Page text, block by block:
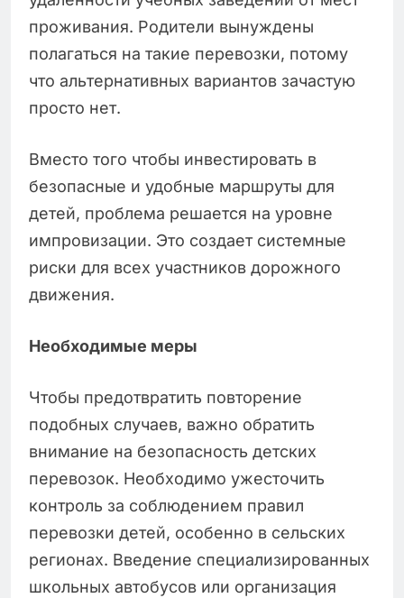
проживания. Родители вынуждены
полагаться на такие перевозки, потому
что альтернативных вариантов зачастую
просто нет.
Вместо того чтобы инвестировать в
безопасные и удобные маршруты для
детей, проблема решается на уровне
импровизации. Это создает системные
риски для всех участников дорожного
движения.
Необходимые меры
Чтобы предотвратить повторение
подобных случаев, важно обратить
внимание на безопасность детских
перевозок. Необходимо ужесточить
контроль за соблюдением правил
перевозки детей, особенно в сельских
регионах. Введение специализированных
школьных автобусов или организация